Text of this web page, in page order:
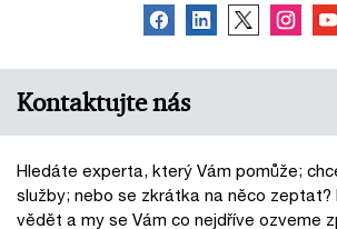
Kontaktujte nás
Hledáte experta, který Vám pomůže;
služby; nebo se zkrátka na něco zeptat?
vědět a my se Vám co nejdříve ozveme